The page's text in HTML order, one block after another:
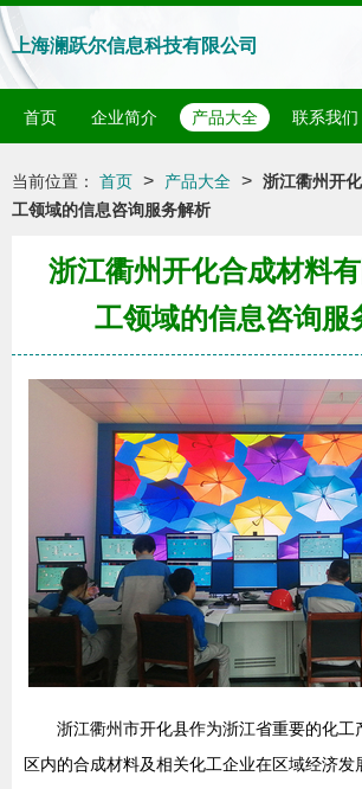
上海澜跃尔信息科技有限公司
首页 企业简介 产品大全 联系我们
当前位置： 首页 > 产品大全 > 浙江衢州开
工领域的信息咨询服务解析
浙江衢州开化合成材料
工领域的信息咨询服
浙江衢州市开化县作为浙江省重要的化工
区内的合成材料及相关化工企业在区域经济发